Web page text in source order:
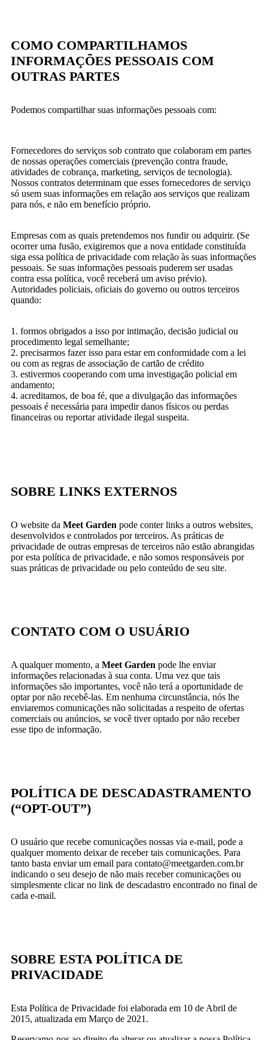
COMO COMPARTILHAMOS
INFORMAÇÕES PESSOAIS COM
OUTRAS PARTES
Podemos compartilhar suas informações pessoais com:
Fornecedores do serviços sob contrato que colaboram em partes
de nossas operações comerciais (prevenção contra fraude,
atividades de cobrança, marketing, serviços de tecnologia).
Nossos contratos determinam que esses fornecedores de serviço
só usem suas informações em relação aos serviços que realizam
para nós, e não em benefício próprio.
Empresas com as quais pretendemos nos fundir ou adquirir. (Se
ocorrer uma fusão, exigiremos que a nova entidade constituída
siga essa política de privacidade com relação às suas informações
pessoais. Se suas informações pessoais puderem ser usadas
contra essa política, você receberá um aviso prévio).
Autoridades policiais, oficiais do governo ou outros terceiros
quando:
1. formos obrigados a isso por intimação, decisão judicial ou
procedimento legal semelhante;
2. precisarmos fazer isso para estar em conformidade com a lei
ou com as regras de associação de cartão de crédito
3. estivermos cooperando com uma investigação policial em
andamento;
4. acreditamos, de boa fé, que a divulgação das informações
pessoais é necessária para impedir danos físicos ou perdas
financeiras ou reportar atividade ilegal suspeita.
SOBRE LINKS EXTERNOS
O website da Meet Garden pode conter links a outros websites,
desenvolvidos e controlados por terceiros. As práticas de
privacidade de outras empresas de terceiros não estão abrangidas
por esta política de privacidade, e não somos responsáveis por
suas práticas de privacidade ou pelo conteúdo de seu site.
CONTATO COM O USUÁRIO
A qualquer momento, a Meet Garden pode lhe enviar
informações relacionadas à sua conta. Uma vez que tais
informações são importantes, você não terá a oportunidade de
optar por não recebê-las. Em nenhuma circunstância, nós lhe
enviaremos comunicações não solicitadas a respeito de ofertas
comerciais ou anúncios, se você tiver optado por não receber
esse tipo de informação.
POLÍTICA DE DESCADASTRAMENTO
(“OPT-OUT”)
O usuário que recebe comunicações nossas via e-mail, pode a
qualquer momento deixar de receber tais comunicações. Para
tanto basta enviar um email para contato@meetgarden.com.br
indicando o seu desejo de não mais receber comunicações ou
simplesmente clicar no link de descadastro encontrado no final de
cada e-mail.
SOBRE ESTA POLÍTICA DE
PRIVACIDADE
Esta Política de Privacidade foi elaborada em 10 de Abril de
2015, atualizada em Março de 2021.